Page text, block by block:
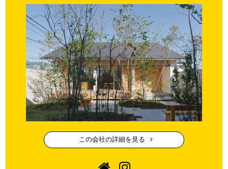
この会社の詳細を見る